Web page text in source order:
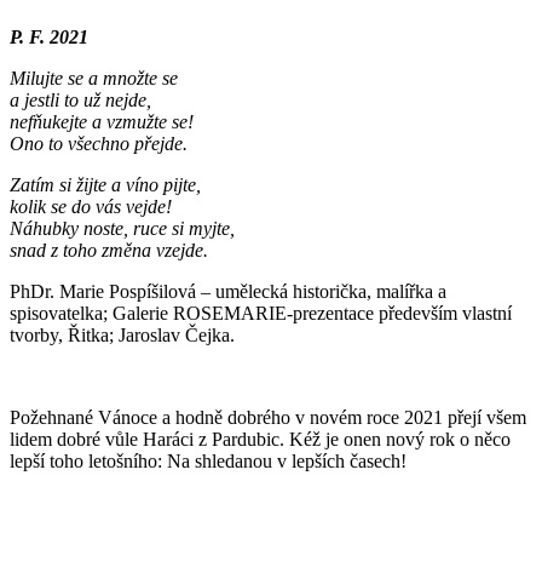
P. F. 2021
Milujte se a množte se
a jestli to už nejde,
nefňukejte a vzmužte se!
Ono to všechno přejde.
Zatím si žijte a víno pijte,
kolik se do vás vejde!
Náhubky noste, ruce si myjte,
snad z toho změna vzejde.
PhDr. Marie Pospíšilová – umělecká historička, malířka a
spisovatelka; Galerie ROSEMARIE-prezentace především vlastní
tvorby, Řitka; Jaroslav Čejka.
Požehnané Vánoce a hodně dobrého v novém roce 2021 přejí všem
lidem dobré vůle Haráci z Pardubic. Kéž je onen nový rok o něco
lepší toho letošního: Na shledanou v lepších časech!